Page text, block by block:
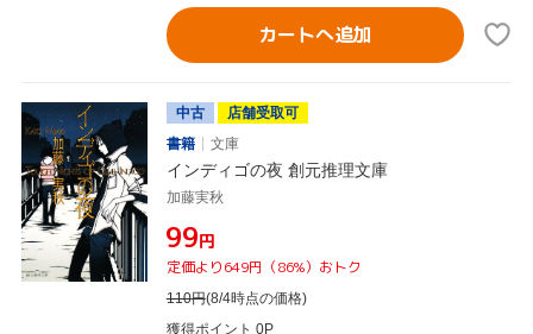
カートへ追加
中古
店舗受取可
書籍
文庫
インディゴの夜 創元推理文庫
加藤実秋
¥99円
定価より649円（86%）おトク
110円(8/4時点の価格)
獲得ポイント 0P